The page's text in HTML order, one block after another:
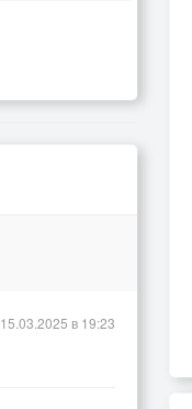
15.03.2025 в 19:23